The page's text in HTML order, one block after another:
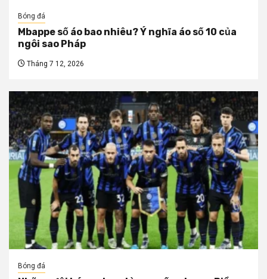
Bóng đá
Mbappe số áo bao nhiêu? Ý nghĩa áo số 10 của
ngôi sao Pháp
Tháng 7 12, 2026
Bóng đá